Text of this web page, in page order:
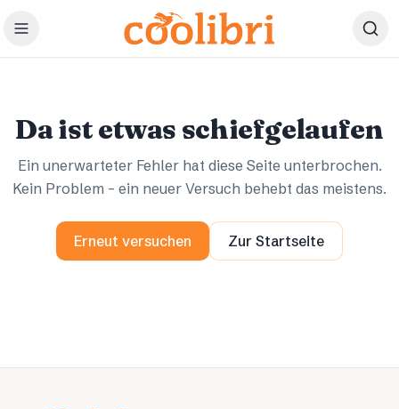
Zum Hauptinhalt springen
Da ist etwas schiefgelaufen
Ein unerwarteter Fehler hat diese Seite unterbrochen.
Kein Problem – ein neuer Versuch behebt das meistens.
Erneut versuchen Zur Startseite